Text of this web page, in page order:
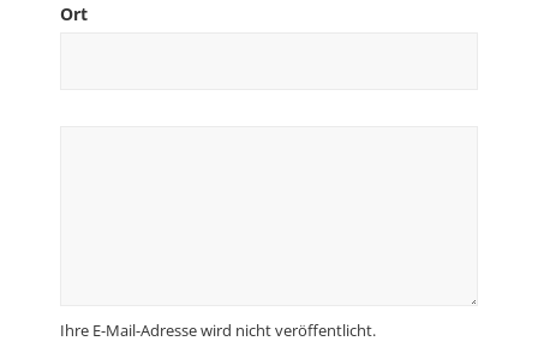
Ort
Ihre E-Mail-Adresse wird nicht veröffentlicht.